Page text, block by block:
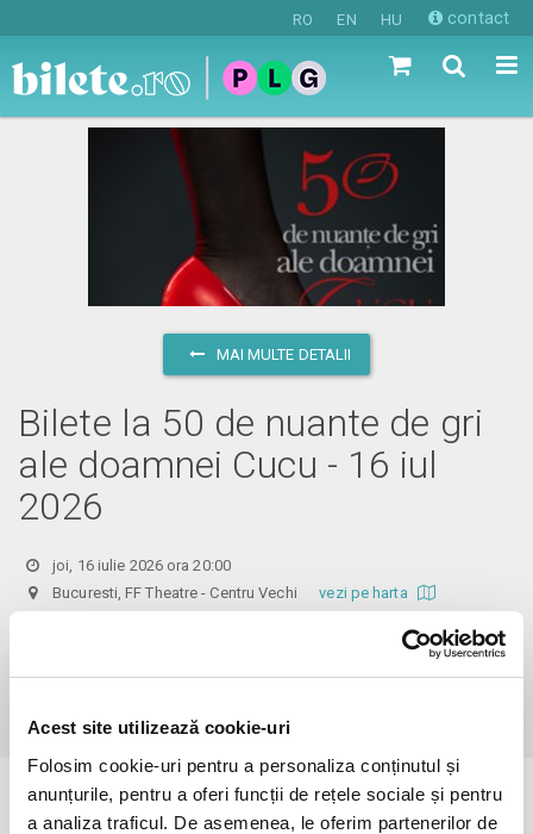
Acest site utilizează cookie-uri
Folosim cookie-uri pentru a personaliza conținutul și
anunțurile, pentru a oferi funcții de rețele sociale și pentru
a analiza traficul. De asemenea, le oferim partenerilor de
RO EN HU contact
MAI MULTE DETALII
Bilete la 50 de nuante de gri
ale doamnei Cucu - 16 iul
2026
joi, 16 iulie 2026 ora 20:00
Bucuresti, FF Theatre - Centru Vechivezi pe harta
Din respect pentru actori si public avem rugamintea de a va
prezenta cu cel putin 30 de minute inainte de inceperea spectacolului.
valabilitatea.
Evenimentul a expirat.